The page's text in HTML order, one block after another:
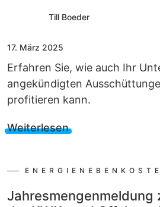
Till Boeder
17. März 2025
Erfahren Sie, wie auch Ihr
angekündigten
profitieren kann.
Weiterlesen
Jahresmengenmeldung